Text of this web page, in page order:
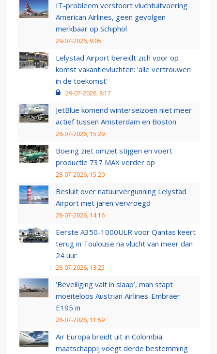
IT-probleem verstoort vluchtuitvoering
American Airlines, geen gevolgen
merkbaar op Schiphol
29-07-2026, 9:05
Lelystad Airport bereidt zich voor op
komst vakantievluchten: 'alle vertrouwen
in de toekomst'
29-07-2026, 8:17
JetBlue komend winterseizoen niet meer
actief tussen Amsterdam en Boston
28-07-2026, 15:29
Boeing ziet omzet stijgen en voert
productie 737 MAX verder op
28-07-2026, 15:20
Besluit over natuurvergunning Lelystad
Airport met jaren vervroegd
28-07-2026, 14:16
Eerste A350-1000ULR voor Qantas keert
terug in Toulouse na vlucht van meer dan
24 uur
28-07-2026, 13:25
‘Beveiliging valt in slaap’, man stapt
moeiteloos Austrian Airlines-Embraer
E195 in
28-07-2026, 11:59
Air Europa breidt uit in Colombia:
maatschappij voegt derde bestemming